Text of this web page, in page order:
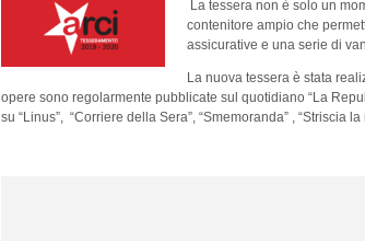
La tessera non è solo un
contenitore ampio che
assicurative e una serie di
La nuova tessera è stata
opere sono regolarmente pubblicate sul quotidiano “La
su “Linus”, “Corriere della Sera”, “Smemoranda” , “Striscia la